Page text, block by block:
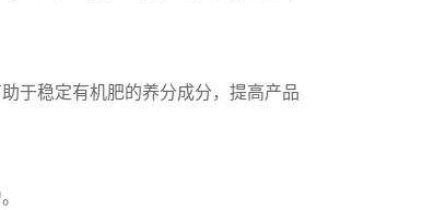
于稳定有机肥的养分成分，提高产品